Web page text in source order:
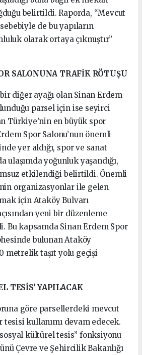
belirtildi. Raporda, “Mevcut
de bu yapıların
olarak ortaya çıkmıştır”
SALONUNA TRAFİK RÖTUŞU
diğer ayağı olan Sinan Erdem
parsel için ise seyirci
Türkiye’nin en büyük spor
Spor Salonu’nun önemli
yer aldığı, spor ve sanat
ulaşımda yoğunluk yaşandığı,
etkilendiği belirtildi. Önemli
organizasyonlar ile gelen
için Ataköy Bulvarı
yeni bir düzenleme
Bu kapsamda Sinan Erdem Spor
bulunan Ataköy
metrelik taşıt yolu geçişi
TESİS’ YAPILACAK
göre parsellerdeki mevcut
tesisi kullanımı devam edecek.
kültürel tesis” fonksiyonu
Çevre ve Şehircilik Bakanlığı